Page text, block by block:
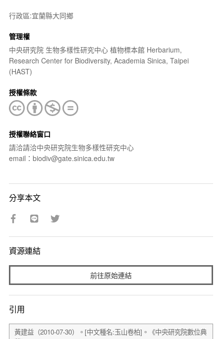
行政區:宜蘭縣大同鄉
管理權
中央研究院 生物多樣性研究中心 植物標本館 Herbarium,
Research Center for Biodiversity, Academia Sinica, Taipei
(HAST)
授權條款
授權聯絡窗口
請洽請洽中央研究院生物多樣性研究中心
email：biodiv@gate.sinica.edu.tw
分享本文
資源連結
前往原始連結
引用